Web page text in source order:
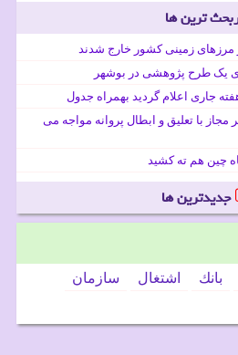
ترین ها
یک طرح پژوهشی در بوشهر
جاری اعلام گردید بهمراه جدول
با تعلیق و ابطال پروانه مواجه می
چین هم ته کشید
جدیدترین ها
بانك اشتغال
سازمان